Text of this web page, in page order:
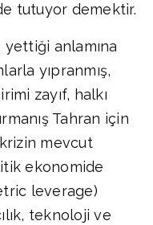
tutuyor demektir.
yettiği anlamına
yıpranmış,
zayıf, halkı
Tahran için
mevcut
ekonomide
leverage)
teknoloji ve